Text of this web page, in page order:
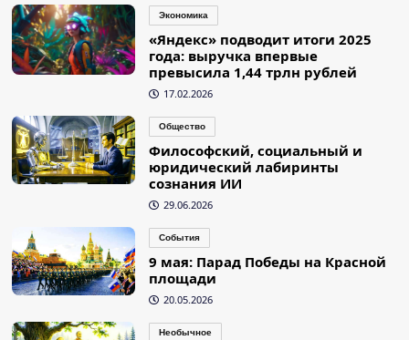
Экономика
«Яндекс» подводит итоги 2025
года: выручка впервые
превысила 1,44 трлн рублей
17.02.2026
Общество
Философский, социальный и
юридический лабиринты
сознания ИИ
29.06.2026
События
9 мая: Парад Победы на Красной
площади
20.05.2026
Необычное